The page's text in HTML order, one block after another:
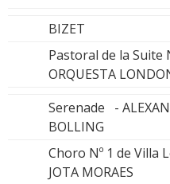
BIZET
Pastoral de la Suite
ORQUESTA
Serenade -
BOLLING
Choro Nº 1 de Villa
JOTA MORAES